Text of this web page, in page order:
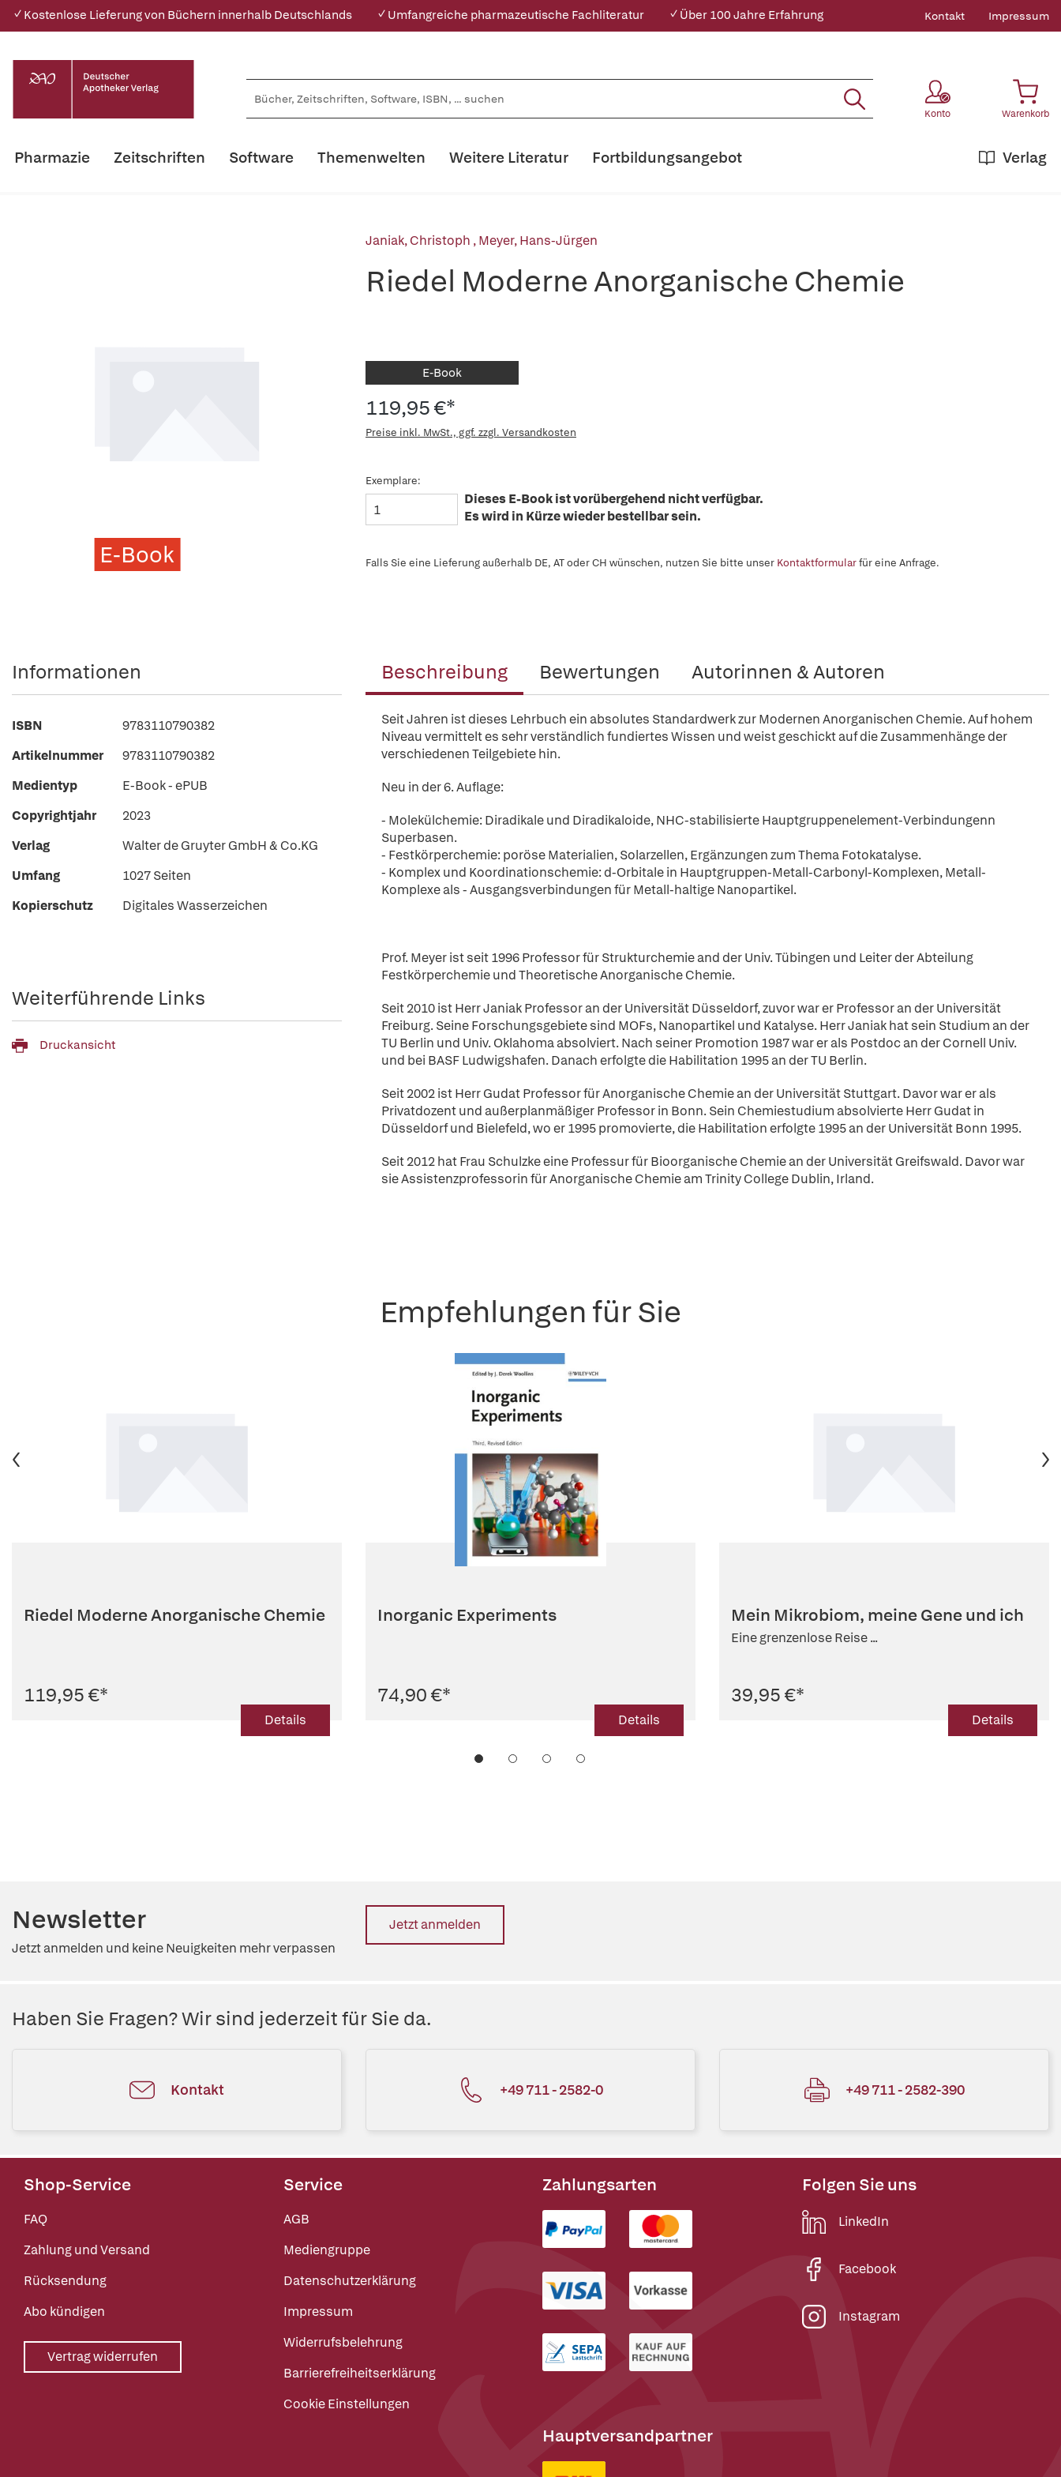
✓ Kostenlose Lieferung von Büchern innerhalb Deutschlands ✓ Umfangreiche pharmazeutische Fachliteratur ✓ Über 100 Jahre Erfahrung Kontakt Impressum
Konto Warenkorb
Pharmazie Zeitschriften Software Themenwelten Weitere Literatur Verlag
Fortbildungsangebot
E-Book
Janiak, Christoph ,Meyer, Hans-Jürgen
Riedel Moderne Anorganische Chemie
E-Book
119,95 €*
Preise inkl. MwSt., ggf. zzgl. Versandkosten
Exemplare:
Dieses E-Book ist vorübergehend nicht verfügbar.
Es wird in Kürze wieder bestellbar sein.
Falls Sie eine Lieferung außerhalb DE, AT oder CH wünschen, nutzen Sie bitte unser Kontaktformularfür eine Anfrage.
Beschreibung Bewertungen Autorinnen & Autoren
Seit Jahren ist dieses Lehrbuch ein absolutes Standardwerk zur Modernen Anorganischen Chemie. Auf hohem
Niveau vermittelt es sehr verständlich fundiertes Wissen und weist geschickt auf die Zusammenhänge der
verschiedenen Teilgebiete hin.
Neu in der 6. Auflage:
- Molekülchemie: Diradikale und Diradikaloide, NHC-stabilisierte Hauptgruppenelement-Verbindungenn
Superbasen.
- Festkörperchemie: poröse Materialien, Solarzellen, Ergänzungen zum Thema Fotokatalyse.
- Komplex und Koordinationschemie: d-Orbitale in Hauptgruppen-Metall-Carbonyl-Komplexen, Metall-
Komplexe als - Ausgangsverbindungen für Metall-haltige Nanopartikel.
Prof. Meyer ist seit 1996 Professor für Strukturchemie and der Univ. Tübingen und Leiter der Abteilung
Festkörperchemie und Theoretische Anorganische Chemie.
Seit 2010 ist Herr Janiak Professor an der Universität Düsseldorf, zuvor war er Professor an der Universität
Freiburg. Seine Forschungsgebiete sind MOFs, Nanopartikel und Katalyse. Herr Janiak hat sein Studium an der
TU Berlin und Univ. Oklahoma absolviert. Nach seiner Promotion 1987 war er als Postdoc an der Cornell Univ.
und bei BASF Ludwigshafen. Danach erfolgte die Habilitation 1995 an der TU Berlin.
Seit 2002 ist Herr Gudat Professor für Anorganische Chemie an der Universität Stuttgart. Davor war er als
Privatdozent und außerplanmäßiger Professor in Bonn. Sein Chemiestudium absolvierte Herr Gudat in
Düsseldorf und Bielefeld, wo er 1995 promovierte, die Habilitation erfolgte 1995 an der Universität Bonn 1995.
Seit 2012 hat Frau Schulzke eine Professur für Bioorganische Chemie an der Universität Greifswald. Davor war
sie Assistenzprofessorin für Anorganische Chemie am Trinity College Dublin, Irland.
Informationen
ISBN
9783110790382
Artikelnummer
9783110790382
Medientyp
E-Book - ePUB
Copyrightjahr
2023
Verlag
Walter de Gruyter GmbH & Co.KG
Umfang
1027 Seiten
Kopierschutz
Digitales Wasserzeichen
Weiterführende Links
Druckansicht
Empfehlungen für Sie
Riedel Moderne Anorganische Chemie
119,95 €*
Details
Inorganic Experiments
74,90 €*
Details
Mein Mikrobiom, meine Gene und ich
Eine grenzenlose Reise ...
39,95 €*
Details
Newsletter
Jetzt anmelden und keine Neuigkeiten mehr verpassen
Jetzt anmelden
Haben Sie Fragen? Wir sind jederzeit für Sie da.
Kontakt +49 711 - 2582-0 +49 711 - 2582-390
Shop-Service
FAQ
Zahlung und Versand
Rücksendung
Abo kündigen
Vertrag widerrufen
Service
AGB
Mediengruppe
Datenschutzerklärung
Impressum
Widerrufsbelehrung
Barrierefreiheitserklärung
Cookie Einstellungen
Zahlungsarten
Hauptversandpartner
Folgen Sie uns
LinkedIn
Facebook
Instagram